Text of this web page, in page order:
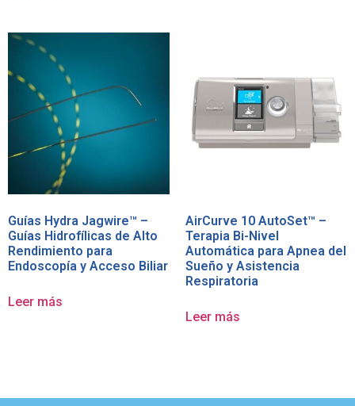
Guías Hydra Jagwire™ –
Guías Hidrofílicas de Alto
Rendimiento para
Endoscopía y Acceso Biliar
Leer más
AirCurve 10 AutoSet™ –
Terapia Bi-Nivel
Automática para Apnea del
Sueño y Asistencia
Respiratoria
Leer más